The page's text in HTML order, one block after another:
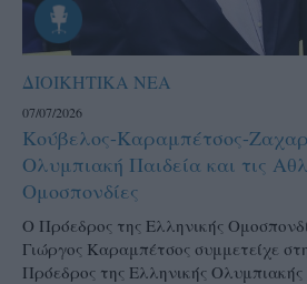
ΔΙΟΙΚΗΤΙΚΑ ΝΕΑ
07/07/2026
Κούβελος-Καραμπέτσος-
Ολυμπιακή Παιδεία και τις
Ομοσπονδίες
Ο Πρόεδρος της Ελληνικής
Γιώργος Καραμπέτσος συμμετείχε
Πρόεδρος της Ελληνικής Ολυμπιακής